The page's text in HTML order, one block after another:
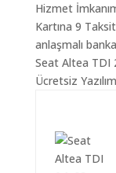
Hizmet
Kartına 9
anlaşmalı
Seat Altea TDI
Ücretsiz